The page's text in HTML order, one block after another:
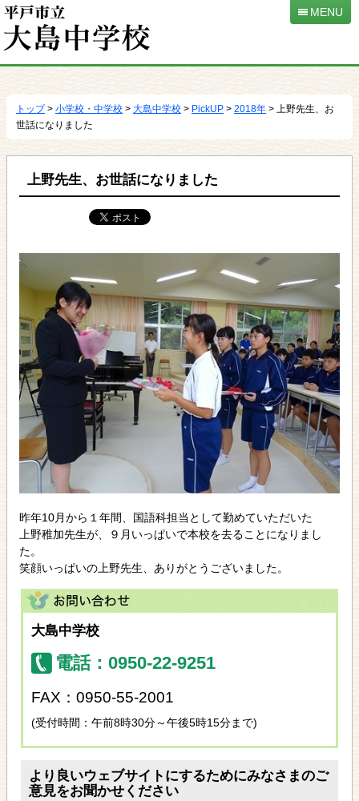
動
MENU
トップ> 小学校・中学校 > 大島中学校 > PickUP > 2018年 > 上野先生、お
世話になりました
上野先生、お世話になりました
昨年10月から１年間、国語科担当として勤めていただいた
上野稚加先生が、９月いっぱいで本校を去ることになりまし
た。
笑顔いっぱいの上野先生、ありがとうございました。
大島中学校
電話：0950-22-9251
FAX：0950-55-2001
(受付時間：午前8時30分～午後5時15分まで)
より良いウェブサイトにするためにみなさまのご
意見をお聞かせください